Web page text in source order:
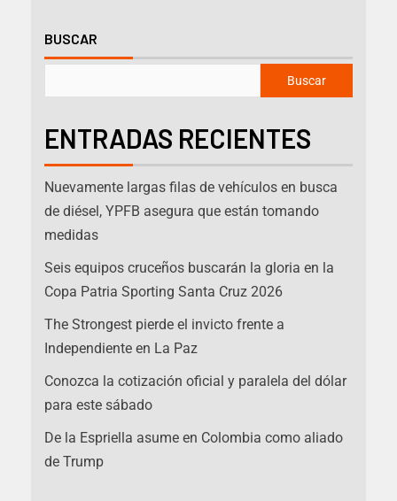
BUSCAR
Buscar
ENTRADAS RECIENTES
Nuevamente largas filas de vehículos en busca
de diésel, YPFB asegura que están tomando
medidas
Seis equipos cruceños buscarán la gloria en la
Copa Patria Sporting Santa Cruz 2026
The Strongest pierde el invicto frente a
Independiente en La Paz
Conozca la cotización oficial y paralela del dólar
para este sábado
De la Espriella asume en Colombia como aliado
de Trump